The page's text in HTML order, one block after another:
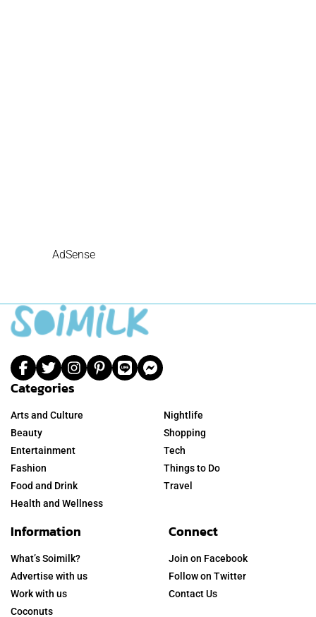
AdSense
Categories
Arts and Culture
Beauty
Entertainment
Fashion
Food and Drink
Health and Wellness
Nightlife
Shopping
Tech
Things to Do
Travel
Information
What’s Soimilk?
Advertise with us
Work with us
Coconuts
Connect
Join on Facebook
Follow on Twitter
Contact Us